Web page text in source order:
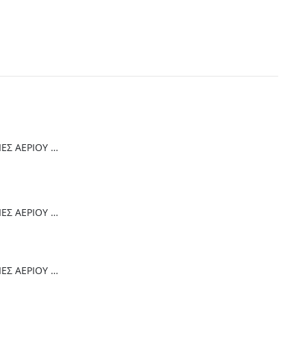
Thermogatz ΕΣΤΙΕΣ ΑΕΡΙΟΥ TGC 4236 GL
Thermogatz ΕΣΤΙΕΣ ΑΕΡΙΟΥ TGC 6014 IX
Thermogatz ΕΣΤΙΕΣ ΑΕΡΙΟΥ TGC 2460 GL